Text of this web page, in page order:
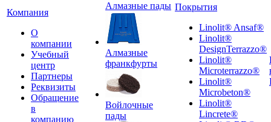
Компания
О
компании
Учебный
центр
Партнеры
Реквизиты
Обращение
в
компанию
Алмазные пады
Алмазные
франкфурты
Войлочные
пады
Покрытия
Linolit® Ansaf®
Linolit®
DesignTerrazzo®
Linolit®
Microterrazzo®
Linolit®
Microbeton®
Linolit®
Lincrete®